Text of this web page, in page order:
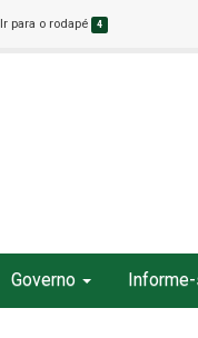
Ir para o rodapé 4
Governo